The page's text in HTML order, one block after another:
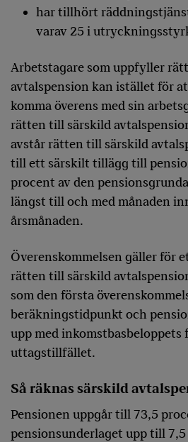
har tillhört
varav 25 i
Arbetstagare som uppfyller
avtalspension kan istället för
komma överens med sin
rätten till särskild
avstår rätten till särskild
till ett särskilt tillägg till
procent av den
längst till och med månaden
årsmånaden.
Överenskommelsen gäller för
rätten till särskild
som den första
beräkningstidpunkt och
upp med
uttagstillfället.
Så räknas särskild
Pensionen uppgår till 73,5
pensionsunderlaget upp till